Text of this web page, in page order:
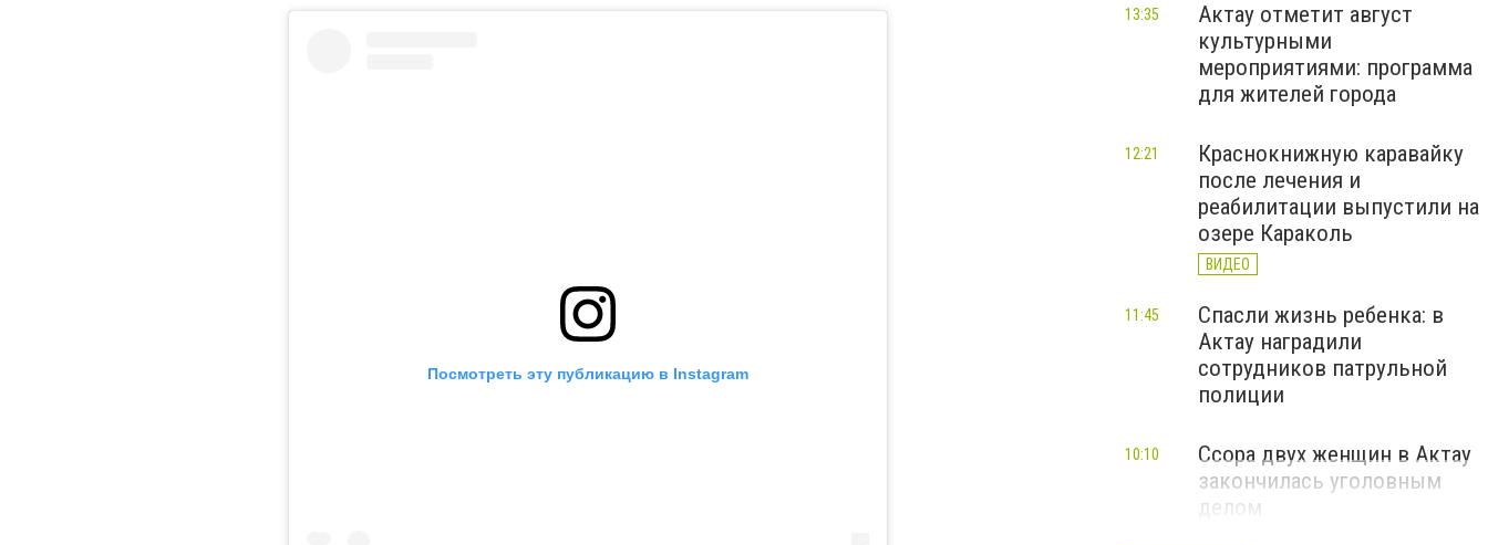
Посмотреть эту публикацию в Instagram
Актау отметит август
культурными
мероприятиями: программа
для жителей города
13:35
Краснокнижную каравайку
после лечения и
реабилитации выпустили на
озере Караколь
ВИДЕО
12:21
Спасли жизнь ребенка: в
Актау наградили
сотрудников патрульной
полиции
11:45
Ссора двух женщин в Актау
закончилась уголовным
делом
10:10